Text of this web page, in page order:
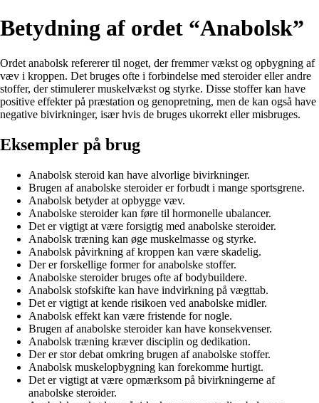
Betydning af ordet “Anabolsk”
Ordet anabolsk refererer til noget, der fremmer vækst og opbygning af
væv i kroppen. Det bruges ofte i forbindelse med steroider eller andre
stoffer, der stimulerer muskelvækst og styrke. Disse stoffer kan have
positive effekter på præstation og genopretning, men de kan også have
negative bivirkninger, især hvis de bruges ukorrekt eller misbruges.
Eksempler på brug
Anabolsk steroid kan have alvorlige bivirkninger.
Brugen af anabolske steroider er forbudt i mange sportsgrene.
Anabolsk betyder at opbygge væv.
Anabolske steroider kan føre til hormonelle ubalancer.
Det er vigtigt at være forsigtig med anabolske steroider.
Anabolsk træning kan øge muskelmasse og styrke.
Anabolsk påvirkning af kroppen kan være skadelig.
Der er forskellige former for anabolske stoffer.
Anabolske steroider bruges ofte af bodybuildere.
Anabolsk stofskifte kan have indvirkning på vægttab.
Det er vigtigt at kende risikoen ved anabolske midler.
Anabolsk effekt kan være fristende for nogle.
Brugen af anabolske steroider kan have konsekvenser.
Anabolsk træning kræver disciplin og dedikation.
Der er stor debat omkring brugen af anabolske stoffer.
Anabolsk muskelopbygning kan forekomme hurtigt.
Det er vigtigt at være opmærksom på bivirkningerne af
anabolske steroider.